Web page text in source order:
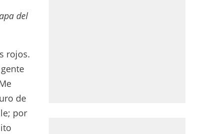
del
rojos.
de
por